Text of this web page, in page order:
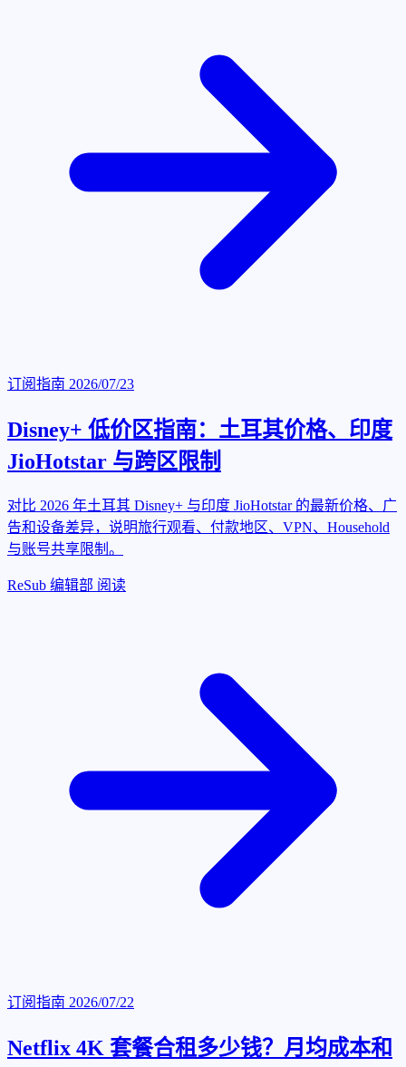
订阅指南 2026/07/23
Disney+ 低价区指南：土耳其价格、印度
JioHotstar 与跨区限制
对比 2026 年土耳其 Disney+ 与印度 JioHotstar 的最新价格、广
告和设备差异，说明旅行观看、付款地区、VPN、Household
与账号共享限制。
ReSub 编辑部 阅读
订阅指南 2026/07/22
Netflix 4K 套餐合租多少钱？月均成本和